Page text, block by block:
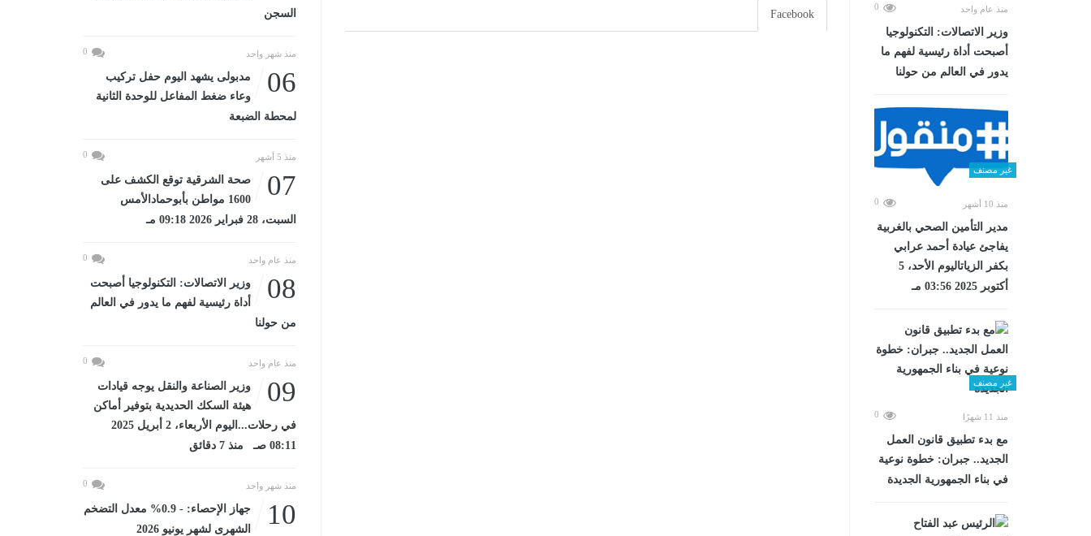
منذ عام واحد 0
وزير الاتصالات: التكنولوجيا
أصبحت أداة رئيسية لفهم ما
يدور في العالم من حولنا
غير مصنف
منذ 10 أشهر 0
مدير التأمين الصحي بالغربية
يفاجئ عيادة أحمد عرابي
بكفر الزياتاليوم الأحد، 5
أكتوبر 2025 03:56 مـ
غير مصنف
منذ 11 شهرًا 0
مع بدء تطبيق قانون العمل
الجديد.. جبران: خطوة نوعية
في بناء الجمهورية الجديدة
Facebook
السجن
منذ شهر واحد 0
06
مدبولى يشهد اليوم حفل تركيب
وعاء ضغط المفاعل للوحدة الثانية
لمحطة الضبعة
منذ 5 أشهر 0
07
صحة الشرقية توقع الكشف على
1600 مواطن بأبوحمادالأمس
السبت، 28 فبراير 2026 09:18 مـ
منذ عام واحد 0
08
وزير الاتصالات: التكنولوجيا أصبحت
أداة رئيسية لفهم ما يدور في العالم
من حولنا
منذ عام واحد 0
09
وزير الصناعة والنقل يوجه قيادات
هيئة السكك الحديدية بتوفير أماكن
في رحلات...اليوم الأربعاء، 2 أبريل 2025
08:11 صـ منذ 7 دقائق
منذ شهر واحد 0
10
جهاز الإحصاء: - 0.9% معدل التضخم
الشهرى لشهر يونيو 2026